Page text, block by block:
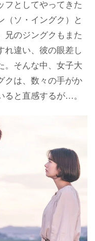
フとしてやってきた
（ソ・イングク）と
兄のジングクもまた
れ違い、彼の眼差し
。そんな中、女子大
クは、数々の手がか
ると直感するが…。